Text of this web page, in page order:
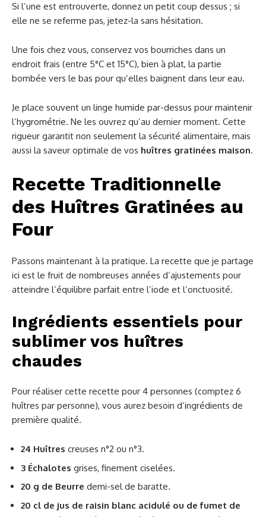
Si l’une est entrouverte, donnez un petit coup dessus ; si
elle ne se referme pas, jetez-la sans hésitation.
Une fois chez vous, conservez vos bourriches dans un
endroit frais (entre 5°C et 15°C), bien à plat, la partie
bombée vers le bas pour qu’elles baignent dans leur eau.
Je place souvent un linge humide par-dessus pour maintenir
l’hygrométrie. Ne les ouvrez qu’au dernier moment. Cette
rigueur garantit non seulement la sécurité alimentaire, mais
aussi la saveur optimale de vos huîtres gratinées maison.
Recette Traditionnelle
des Huîtres Gratinées au
Four
Passons maintenant à la pratique. La recette que je partage
ici est le fruit de nombreuses années d’ajustements pour
atteindre l’équilibre parfait entre l’iode et l’onctuosité.
Ingrédients essentiels pour
sublimer vos huîtres
chaudes
Pour réaliser cette recette pour 4 personnes (comptez 6
huîtres par personne), vous aurez besoin d’ingrédients de
première qualité.
24 Huîtres creuses n°2 ou n°3.
3 Échalotes grises, finement ciselées.
20 g de Beurre demi-sel de baratte.
20 cl de jus de raisin blanc acidulé ou de fumet de